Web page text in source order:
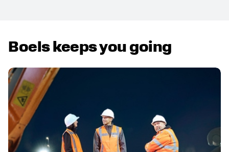
Boels keeps you going